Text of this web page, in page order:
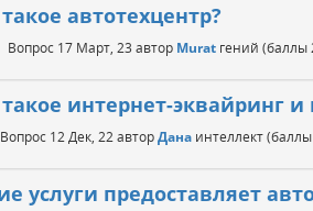
автотехцентр?
Вопрос 17 Март, 23 автор Murat гений (баллы
интернет-эквайринг и
Вопрос 12 Дек, 22авторДана интеллект(баллы
услуги предоставляет